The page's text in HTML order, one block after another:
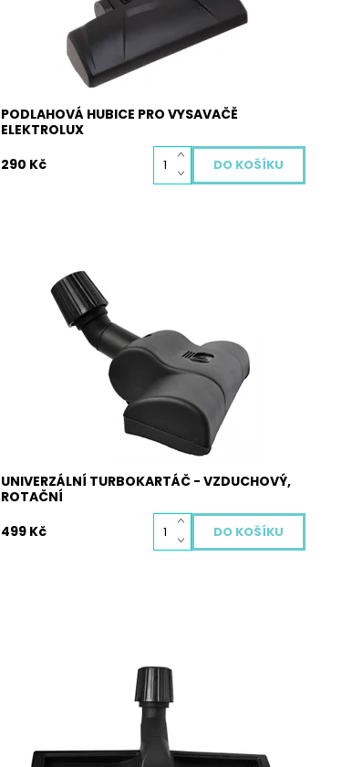
PODLAHOVÁ HUBICE PRO VYSAVAČĚ
ELEKTROLUX
290 Kč
Univerzální turbokartáč s kartáčem poháněným
vzduchem je vhodný pro většinu typů
vysavačů na koberce díky stahovací gumě
uvnitř závitu, která se utahováním závitu
smršťuje, a tak lze rozměr upravit pro jakýkoliv
typ vysavače v rozmezí 27 – 37 mm....
Vyprodáno
4008
UNIVERZÁLNÍ TURBOKARTÁČ - VZDUCHOVÝ,
ROTAČNÍ
499 Kč
Univerzální parketová hubice pro většinu
vysavačů. Hubici lze použít prakticky na
všechny klasické průměry domácích vysavačů.
Hubice je vybavena univerzální hlavou, kterou
je možno jejím utahováním přizpůsobit
průměru trubky Vašeho vysavače od 27 mm do
38 mm